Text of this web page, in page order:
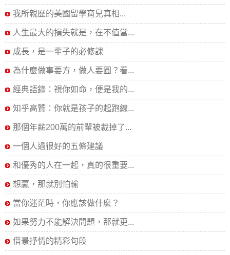
我所親歷的美國留學育兒真相...
人生最大的損失就是，在不值當...
成長，是一輩子的必修課
為什麼做事要方，做人要圓？看...
經典語錄：視你如命，便是我的...
知乎高贊：你就是孩子的起跑線...
那個年薪200萬的前輩被裁掉了...
一個人過很好的五條建議
和優秀的人在一起，真的很重要...
想贏，那就別怕輸
當你迷茫時，你應該做什麼？
如果努力不能解決問題，那就更...
借景抒情的精彩句段